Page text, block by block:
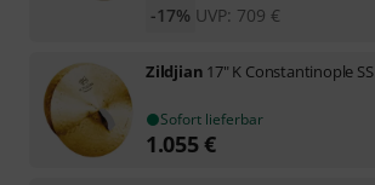
UVP: 709 €
-17%
Zildjian 17" K Constantinople
Sofort lieferbar
1.055€